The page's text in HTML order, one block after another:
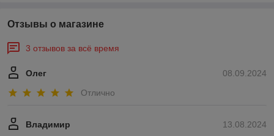
Отзывы о магазине
3 отзывов за всё время
08.09.2024
Олег
Отлично
13.08.2024
Владимир